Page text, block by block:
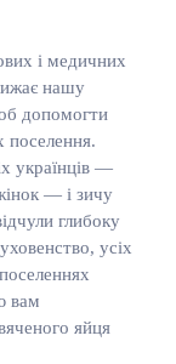
і медичних
нашу
допомогти
поселення.
українців —
— і зичу
глибоку
усіх
вам
яйця